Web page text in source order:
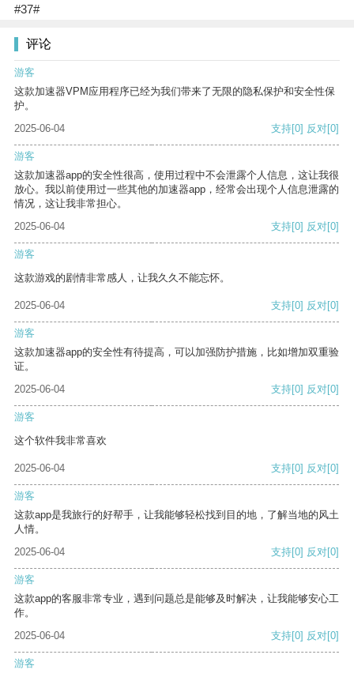
#37#
评论
游客
这款加速器VPM应用程序已经为我们带来了无限的隐私保护和安全性保
护。
2025-06-04
支持[0] 反对[0]
游客
这款加速器app的安全性很高，使用过程中不会泄露个人信息，这让我很
放心。我以前使用过一些其他的加速器app，经常会出现个人信息泄露的
情况，这让我非常担心。
2025-06-04
支持[0] 反对[0]
游客
这款游戏的剧情非常感人，让我久久不能忘怀。
2025-06-04 支持[0] 反对[0]
游客
这款加速器app的安全性有待提高，可以加强防护措施，比如增加双重验
证。
2025-06-04
支持[0] 反对[0]
游客
这个软件我非常喜欢
2025-06-04 支持[0] 反对[0]
游客
这款app是我旅行的好帮手，让我能够轻松找到目的地，了解当地的风土
人情。
2025-06-04
支持[0] 反对[0]
游客
这款app的客服非常专业，遇到问题总是能够及时解决，让我能够安心工
作。
2025-06-04
支持[0] 反对[0]
游客